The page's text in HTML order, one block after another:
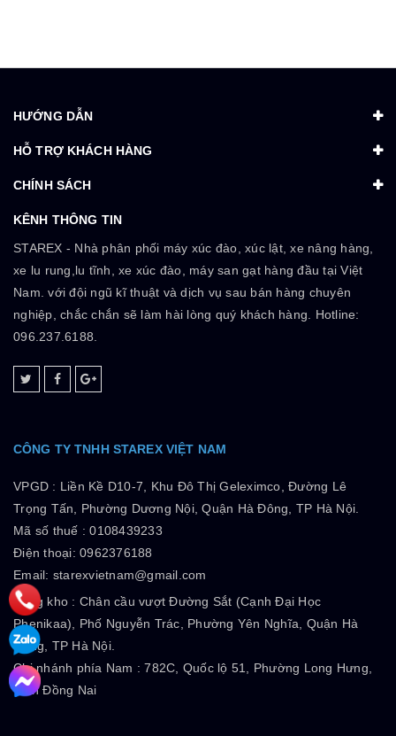
HƯỚNG DẪN
HỖ TRỢ KHÁCH HÀNG
CHÍNH SÁCH
KÊNH THÔNG TIN
STAREX - Nhà phân phối máy xúc đào, xúc lật, xe nâng hàng,
xe lu rung,lu tĩnh, xe xúc đào, máy san gạt hàng đầu tại Việt
Nam. với đội ngũ kĩ thuật và dịch vụ sau bán hàng chuyên
nghiệp, chắc chắn sẽ làm hài lòng quý khách hàng. Hotline:
096.237.6188.
CÔNG TY TNHH STAREX VIỆT NAM
VPGD : Liền Kề D10-7, Khu Đô Thị Geleximco, Đường Lê
Trọng Tấn, Phường Dương Nội, Quận Hà Đông, TP Hà Nội.
Mã số thuế :0108439233
Điện thoại: 0962376188
Email: starexvietnam@gmail.com
Tổng kho : Chân cầu vượt Đường Sắt (Cạnh Đại Học
Phenikaa), Phố Nguyễn Trác, Phường Yên Nghĩa, Quận Hà
Đông, TP Hà Nội.
Chi nhánh phía Nam :782C, Quốc lộ 51, Phường Long Hưng,
Tỉnh Đồng Nai